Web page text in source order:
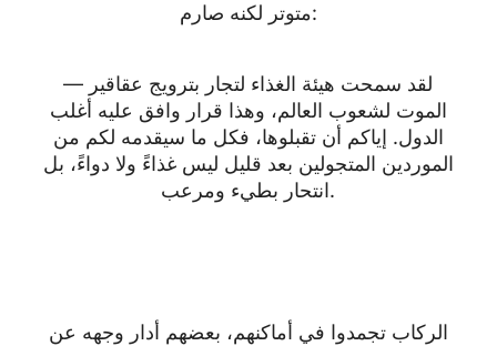
متوتر لكنه صارم:
— لقد سمحت هيئة الغذاء لتجار بترويج عقاقير
الموت لشعوب العالم، وهذا قرار وافق عليه أغلب
الدول. إياكم أن تقبلوها، فكل ما سيقدمه لكم من
الموردين المتجولين بعد قليل ليس غذاءً ولا دواءً، بل
انتحار بطيء ومرعب.
الركاب تجمدوا في أماكنهم، بعضهم أدار وجهه عن